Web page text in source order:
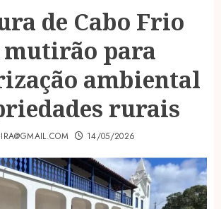
de Cabo Frio
para
ambiental
rurais
14/05/2026